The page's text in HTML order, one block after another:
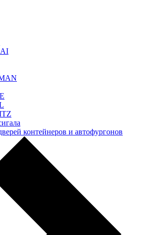
контейнеров и автофургонов